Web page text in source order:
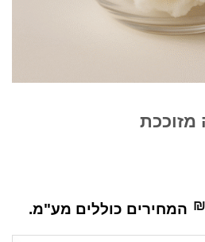
₪ טווח
המחירים כוללים מע"מ.